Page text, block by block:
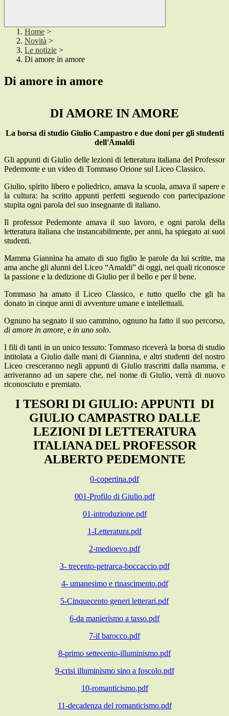
Home >
Novità >
Le notizie >
Di amore in amore
Di amore in amore
DI AMORE IN AMORE
La borsa di studio Giulio Campastro e due doni per gli studenti
dell'Amaldi
Gli appunti di Giulio delle lezioni di letteratura italiana del Professor
Pedemonte e un video di Tommaso Orione sul Liceo Classico.
Giulio, spirito libero e poliedrico, amava la scuola, amava il sapere e
la cultura: ha scritto appunti perfetti seguendo con partecipazione
stupita ogni parola del suo insegnante di italiano.
Il professor Pedemonte amava il suo lavoro, e ogni parola della
letteratura italiana che instancabilmente, per anni, ha spiegato ai suoi
studenti.
Mamma Giannina ha amato di suo figlio le parole da lui scritte, ma
ama anche gli alunni del Liceo “Amaldi” di oggi, nei quali riconosce
la passione e la dedizione di Giulio per il bello e per il bene.
Tommaso ha amato il Liceo Classico, e tutto quello che gli ha
donato in cinque anni di avventure umane e intellettuali.
Ognuno ha segnato il suo cammino, ognuno ha fatto il suo percorso,
di amore in amore, e in uno solo.
I fili di tanti in un unico tessuto: Tommaso riceverà la borsa di studio
intitolata a Giulio dalle mani di Giannina, e altri studenti del nostro
Liceo cresceranno negli appunti di Giulio trascritti dalla mamma, e
arriveranno ad un sapere che, nel nome di Giulio, verrà di nuovo
riconosciuto e premiato.
I TESORI DI GIULIO: APPUNTI DI
GIULIO CAMPASTRO DALLE
LEZIONI DI LETTERATURA
ITALIANA DEL PROFESSOR
ALBERTO PEDEMONTE
0-copertina.pdf
001-Profilo di Giulio.pdf
01-introduzione.pdf
1-Letteratura.pdf
2-medioevo.pdf
3- trecento-petrarca-boccaccio.pdf
4- umanesimo e rinascimento.pdf
5-Cinquecento generi letterari.pdf
6-da manierismo a tasso.pdf
7-il barocco.pdf
8-primo settecento-illuminismo.pdf
9-crisi illuminismo sino a foscolo.pdf
10-romanticismo.pdf
11-decadenza del romanticismo.pdf